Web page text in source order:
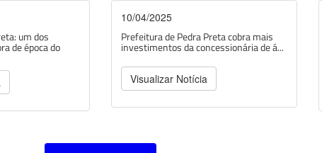
um dos
de época do
10/04/2025
Prefeitura de Pedra Preta cobra mais
investimentos da concessionária de á...
Visualizar Notícia